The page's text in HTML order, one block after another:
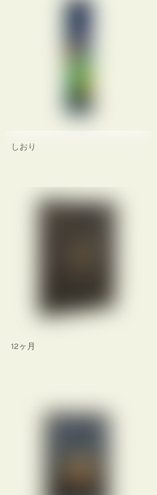
しおり
12ヶ月